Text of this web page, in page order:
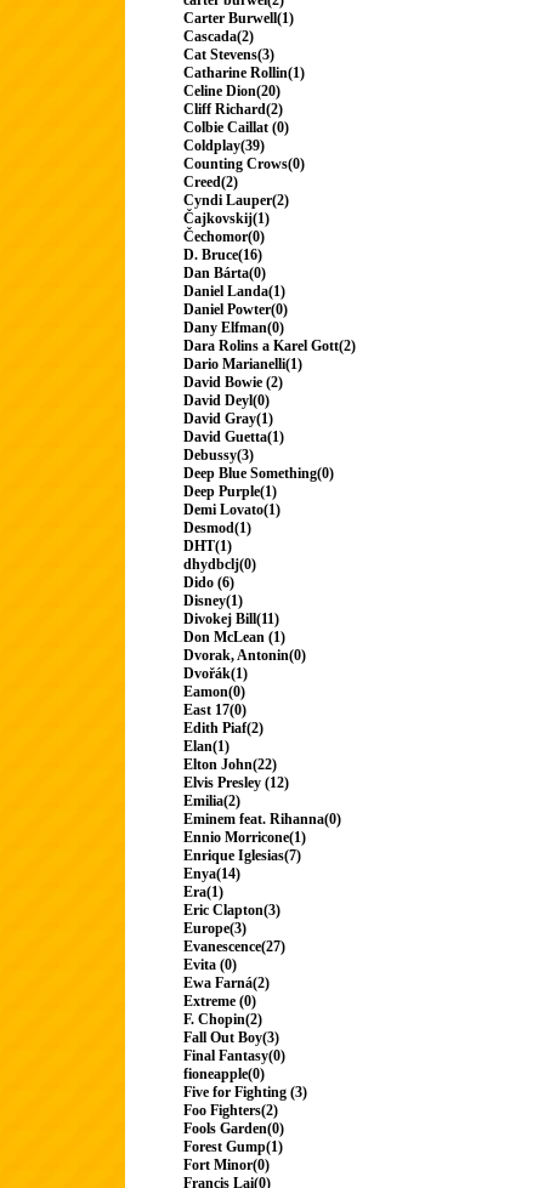
Carter Burwell(1)
Cascada(2)
Cat Stevens(3)
Catharine Rollin(1)
Celine Dion(20)
Cliff Richard(2)
Colbie Caillat (0)
Coldplay(39)
Counting Crows(0)
Creed(2)
Cyndi Lauper(2)
Čajkovskij(1)
Čechomor(0)
D. Bruce(16)
Dan Bárta(0)
Daniel Landa(1)
Daniel Powter(0)
Dany Elfman(0)
Dara Rolins a Karel Gott(2)
Dario Marianelli(1)
David Bowie (2)
David Deyl(0)
David Gray(1)
David Guetta(1)
Debussy(3)
Deep Blue Something(0)
Deep Purple(1)
Demi Lovato(1)
Desmod(1)
DHT(1)
dhydbclj(0)
Dido (6)
Disney(1)
Divokej Bill(11)
Don McLean (1)
Dvorak, Antonin(0)
Dvořák(1)
Eamon(0)
East 17(0)
Edith Piaf(2)
Elan(1)
Elton John(22)
Elvis Presley (12)
Emilia(2)
Eminem feat. Rihanna(0)
Ennio Morricone(1)
Enrique Iglesias(7)
Enya(14)
Era(1)
Eric Clapton(3)
Europe(3)
Evanescence(27)
Evita (0)
Ewa Farná(2)
Extreme (0)
F. Chopin(2)
Fall Out Boy(3)
Final Fantasy(0)
fioneapple(0)
Five for Fighting (3)
Foo Fighters(2)
Fools Garden(0)
Forest Gump(1)
Fort Minor(0)
Francis Lai(0)